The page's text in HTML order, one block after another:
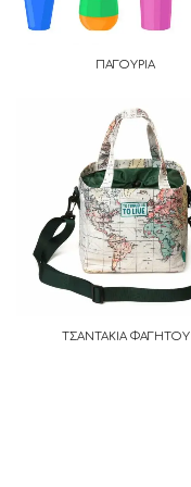
ΠΑΓΟΥΡΙΑ
ΤΣΑΝΤΑΚΙΑ ΦΑΓΗΤΟΥ